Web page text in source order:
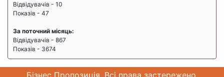
Відвідувачів - 10
Показів - 47
За поточний місяць:
Відвідувачів - 867
Показів - 3674